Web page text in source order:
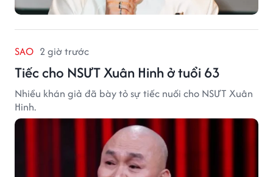
SAO 2 giờ trước
Tiếc cho NSƯT Xuân Hinh ở tuổi 63
Nhiều khán giả đã bày tỏ sự tiếc nuối cho NSƯT Xuân
Hinh.